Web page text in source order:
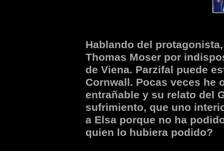
Hablando del
Thomas Moser por
de Viena. Parzifal puede
Cornwall. Pocas veces he
entrañable y su relato del
sufrimiento, que uno
a Elsa porque no ha
quien lo hubiera podido?